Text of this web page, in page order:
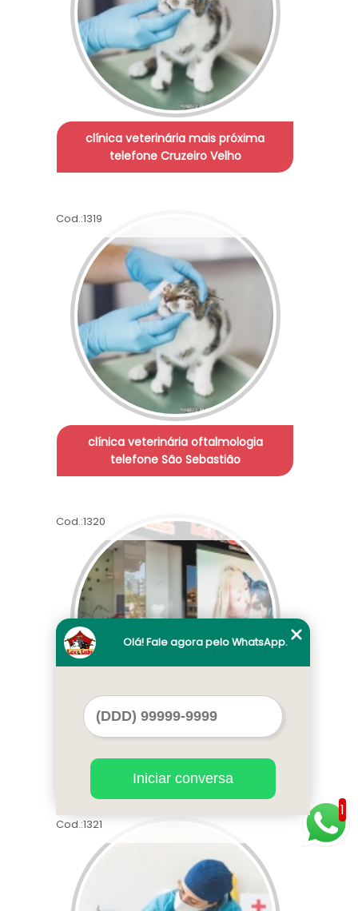
clínica veterinária mais próxima
telefone Cruzeiro Velho
Cod.:1319
clínica veterinária oftalmologia
telefone São Sebastião
Cod.:1320
pet shop Asa Sul
Cod.:1321
1
Olá! Fale agora pelo WhatsApp.
Iniciar conversa